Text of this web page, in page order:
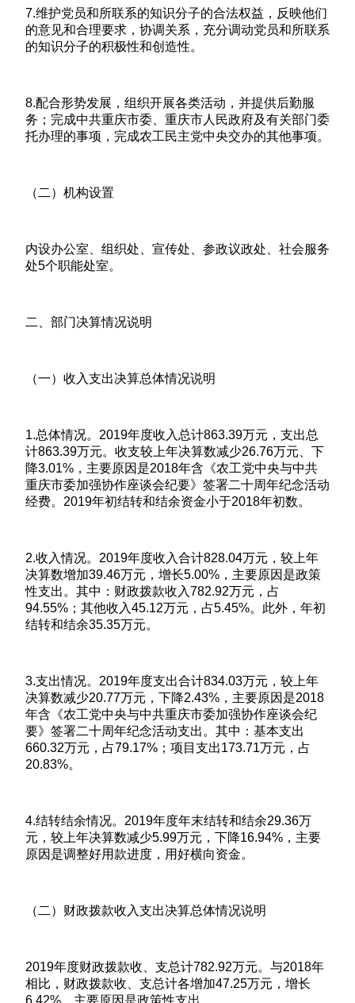
7.维护党员和所联系的知识分子的合法权益，反映他们
的意见和合理要求，协调关系，充分调动党员和所联系
的知识分子的积极性和创造性。
8.配合形势发展，组织开展各类活动，并提供后勤服
务；完成中共重庆市委、重庆市人民政府及有关部门委
托办理的事项，完成农工民主党中央交办的其他事项。
（二）机构设置
内设办公室、组织处、宣传处、参政议政处、社会服务
处5个职能处室。
二、部门决算情况说明
（一）收入支出决算总体情况说明
1.总体情况。2019年度收入总计863.39万元，支出总
计863.39万元。收支较上年决算数减少26.76万元、下
降3.01%，主要原因是2018年含《农工党中央与中共
重庆市委加强协作座谈会纪要》签署二十周年纪念活动
经费。2019年初结转和结余资金小于2018年初数。
2.收入情况。2019年度收入合计828.04万元，较上年
决算数增加39.46万元，增长5.00%，主要原因是政策
性支出。其中：财政拨款收入782.92万元，占
94.55%；其他收入45.12万元，占5.45%。此外，年初
结转和结余35.35万元。
3.支出情况。2019年度支出合计834.03万元，较上年
决算数减少20.77万元，下降2.43%，主要原因是2018
年含《农工党中央与中共重庆市委加强协作座谈会纪
要》签署二十周年纪念活动支出。其中：基本支出
660.32万元，占79.17%；项目支出173.71万元，占
20.83%。
4.结转结余情况。2019年度年末结转和结余29.36万
元，较上年决算数减少5.99万元，下降16.94%，主要
原因是调整好用款进度，用好横向资金。
（二）财政拨款收入支出决算总体情况说明
2019年度财政拨款收、支总计782.92万元。与2018年
相比，财政拨款收、支总计各增加47.25万元，增长
6.42%。主要原因是政策性支出。